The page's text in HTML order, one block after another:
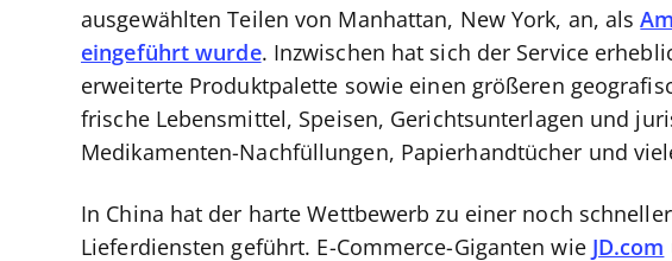
ausgewählten Teilen von Manhattan, New York, an, als
eingeführt wurde. Inzwischen hat sich der Service
erweiterte Produktpalette sowie einen größeren
frische Lebensmittel, Speisen, Gerichtsunterlagen und
Medikamenten-Nachfüllungen, Papierhandtücher und
In China hat der harte Wettbewerb zu einer noch
Lieferdiensten geführt. E-Commerce-Giganten wie
JD.com